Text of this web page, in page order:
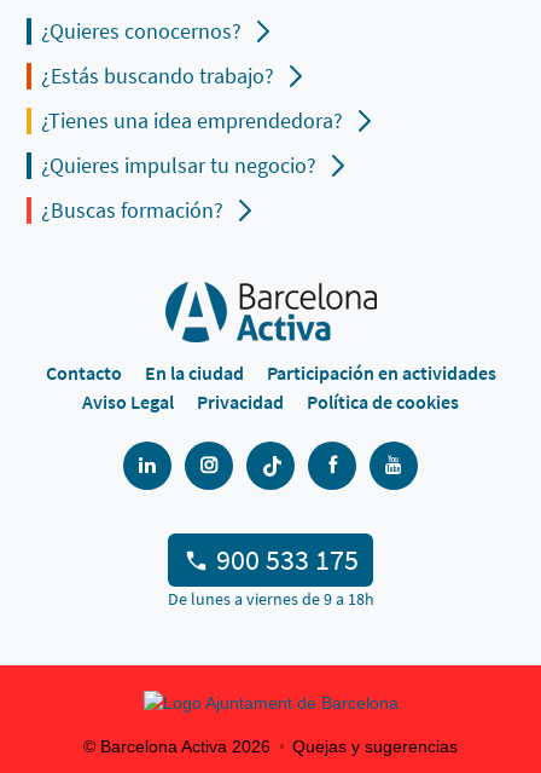
¿Quieres conocernos?
¿Estás buscando trabajo?
¿Tienes una idea emprendedora?
¿Quieres impulsar tu negocio?
¿Buscas formación?
Contacto En la ciudad
Participación en actividades
Aviso Legal
Privacidad Política de cookies
900 533 175
De lunes a viernes de 9 a 18h
© Barcelona Activa 2026 Quejas y sugerencias